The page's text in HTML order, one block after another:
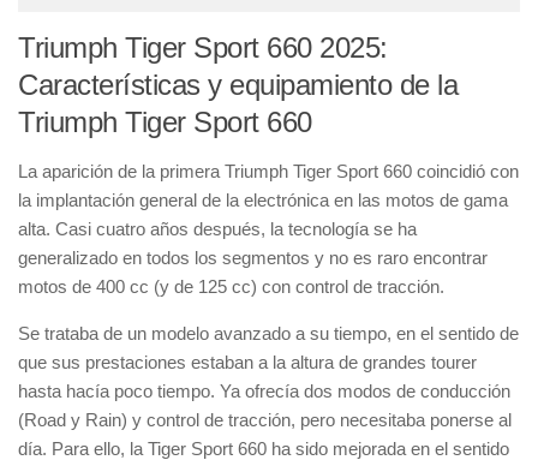
Triumph Tiger Sport 660 2025:
Características y equipamiento de la
Triumph Tiger Sport 660
La aparición de la primera Triumph Tiger Sport 660 coincidió con
la implantación general de la electrónica en las motos de gama
alta. Casi cuatro años después, la tecnología se ha
generalizado en todos los segmentos y no es raro encontrar
motos de 400 cc (y de 125 cc) con control de tracción.
Se trataba de un modelo avanzado a su tiempo, en el sentido de
que sus prestaciones estaban a la altura de grandes tourer
hasta hacía poco tiempo. Ya ofrecía dos modos de conducción
(Road y Rain) y control de tracción, pero necesitaba ponerse al
día. Para ello, la Tiger Sport 660 ha sido mejorada en el sentido